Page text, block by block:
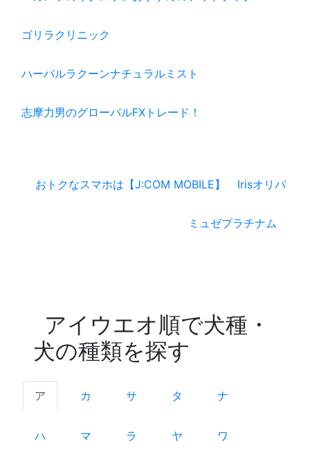
ゴリラクリニック
ハーバルラクーンナチュラルミスト
志摩力男のグローバルFXトレード！
おトクなスマホは【J:COM MOBILE】 Irisオリパ
ミュゼプラチナム
アイウエオ順で犬種・
犬の種類を探す
ア カ サ タ ナ
ハ マ ラ ヤ ワ